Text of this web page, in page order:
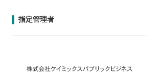
指定管理者